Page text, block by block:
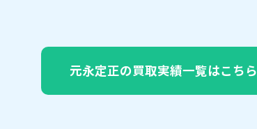
元永定正の買取実績一覧はこちら